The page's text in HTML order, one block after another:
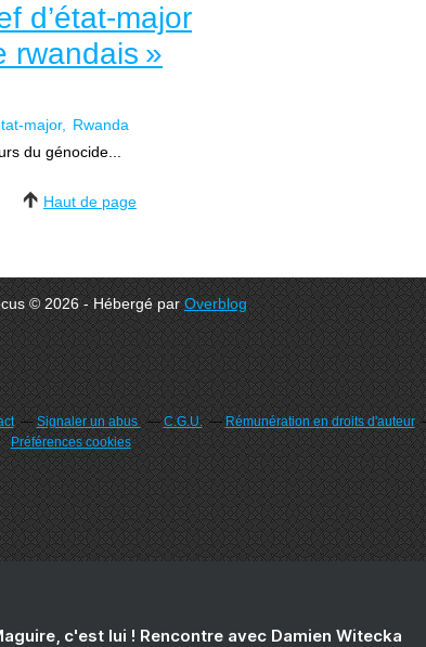
d’état-major
rwandais »
major
Rwanda
du génocide...
Haut de page
© 2026 - Hébergé parOverblog
Signaler un abus C.G.U. Rémunération en droits d'auteur
Préférences cookies
c'est lui ! Rencontre avec Damien Witecka